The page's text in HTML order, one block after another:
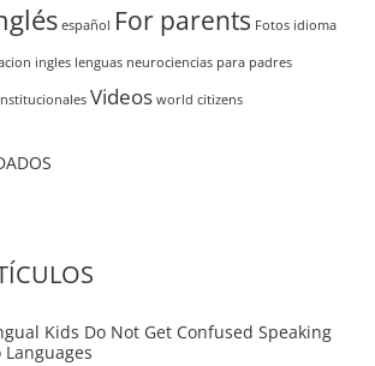
español For parents Fotos idioma
ingles lenguas neurociencias para padres
Videos world citizens
Kids Do Not Get Confused Speaking
Languages